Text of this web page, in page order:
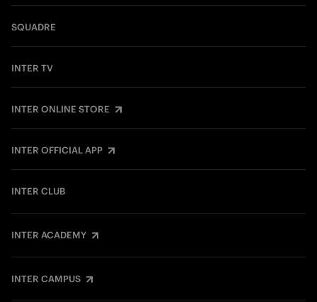
SQUADRE
INTER TV
INTER ONLINE STORE
INTER OFFICIAL APP
INTER CLUB
INTER ACADEMY
INTER CAMPUS